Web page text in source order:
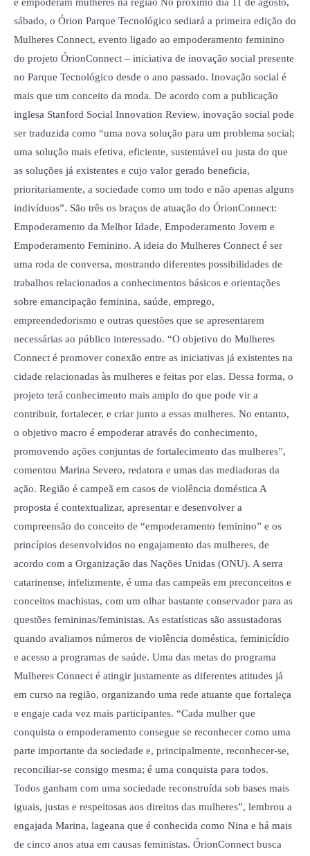
sábado, o Órion Parque Tecnológico sediará a primeira edição do
Mulheres Connect, evento ligado ao empoderamento feminino
do projeto ÓrionConnect – iniciativa de inovação social presente
no Parque Tecnológico desde o ano passado. Inovação social é
mais que um conceito da moda. De acordo com a publicação
inglesa Stanford Social Innovation Review, inovação social pode
ser traduzida como “uma nova solução para um problema social;
uma solução mais efetiva, eficiente, sustentável ou justa do que
as soluções já existentes e cujo valor gerado beneficia,
prioritariamente, a sociedade como um todo e não apenas alguns
indivíduos”. São três os braços de atuação do ÓrionConnect:
Empoderamento da Melhor Idade, Empoderamento Jovem e
Empoderamento Feminino. A ideia do Mulheres Connect é ser
uma roda de conversa, mostrando diferentes possibilidades de
trabalhos relacionados a conhecimentos básicos e orientações
sobre emancipação feminina, saúde, emprego,
empreendedorismo e outras questões que se apresentarem
necessárias ao público interessado. “O objetivo do Mulheres
Connect é promover conexão entre as iniciativas já existentes na
cidade relacionadas às mulheres e feitas por elas. Dessa forma, o
projeto terá conhecimento mais amplo do que pode vir a
contribuir, fortalecer, e criar junto a essas mulheres. No entanto,
o objetivo macro é empoderar através do conhecimento,
promovendo ações conjuntas de fortalecimento das mulheres”,
comentou Marina Severo, redatora e umas das mediadoras da
ação. Região é campeã em casos de violência doméstica A
proposta é contextualizar, apresentar e desenvolver a
compreensão do conceito de “empoderamento feminino” e os
princípios desenvolvidos no engajamento das mulheres, de
acordo com a Organização das Nações Unidas (ONU). A serra
catarinense, infelizmente, é uma das campeãs em preconceitos e
conceitos machistas, com um olhar bastante conservador para as
questões femininas/feministas. As estatísticas são assustadoras
quando avaliamos números de violência doméstica, feminicídio
e acesso a programas de saúde. Uma das metas do programa
Mulheres Connect é atingir justamente as diferentes atitudes já
em curso na região, organizando uma rede atuante que fortaleça
e engaje cada vez mais participantes. “Cada mulher que
conquista o empoderamento consegue se reconhecer como uma
parte importante da sociedade e, principalmente, reconhecer-se,
reconciliar-se consigo mesma; é uma conquista para todos.
Todos ganham com uma sociedade reconstruída sob bases mais
iguais, justas e respeitosas aos direitos das mulheres”, lembrou a
engajada Marina, lageana que é conhecida como Nina e há mais
de cinco anos atua em causas feministas. ÓrionConnect busca